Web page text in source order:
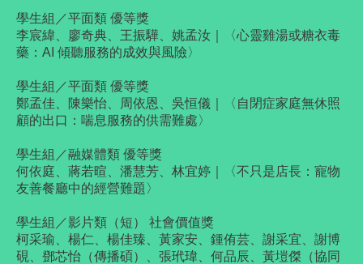
學生組／平面類 優等獎
李宸緯、廖奇典、王振驊、姚孟汝｜〈心靈雞湯或糖衣毒
藥：AI 傾聽服務的成效與風險〉
學生組／平面類 優等獎
鄭孟佳、陳樂怡、周依恩、吳恒儀｜〈自閉症家庭無休照
顧的出口：喘息服務的供需難處〉
學生組／融媒體類 優等獎
何依庭、蔣若暄、潘慧芳、林宜婷｜〈不只是店長：寵物
友善餐廳中的經營難題〉
學生組／影片類（短） 社會價值獎
柯采瑜、楊仁、楊佳臻、黃家安、鍾侑芸、謝采宜、謝博
硯、鄧芯怡（傳播碩）、張玳瑋、何品辰、黃塏傑（協同